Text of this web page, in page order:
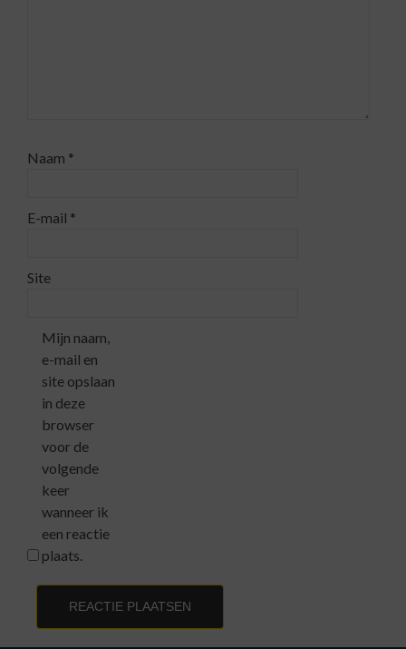
Naam *
E-mail *
Site
Mijn naam,
e-mail en
site opslaan
in deze
browser
voor de
volgende
keer
wanneer ik
een reactie
plaats.